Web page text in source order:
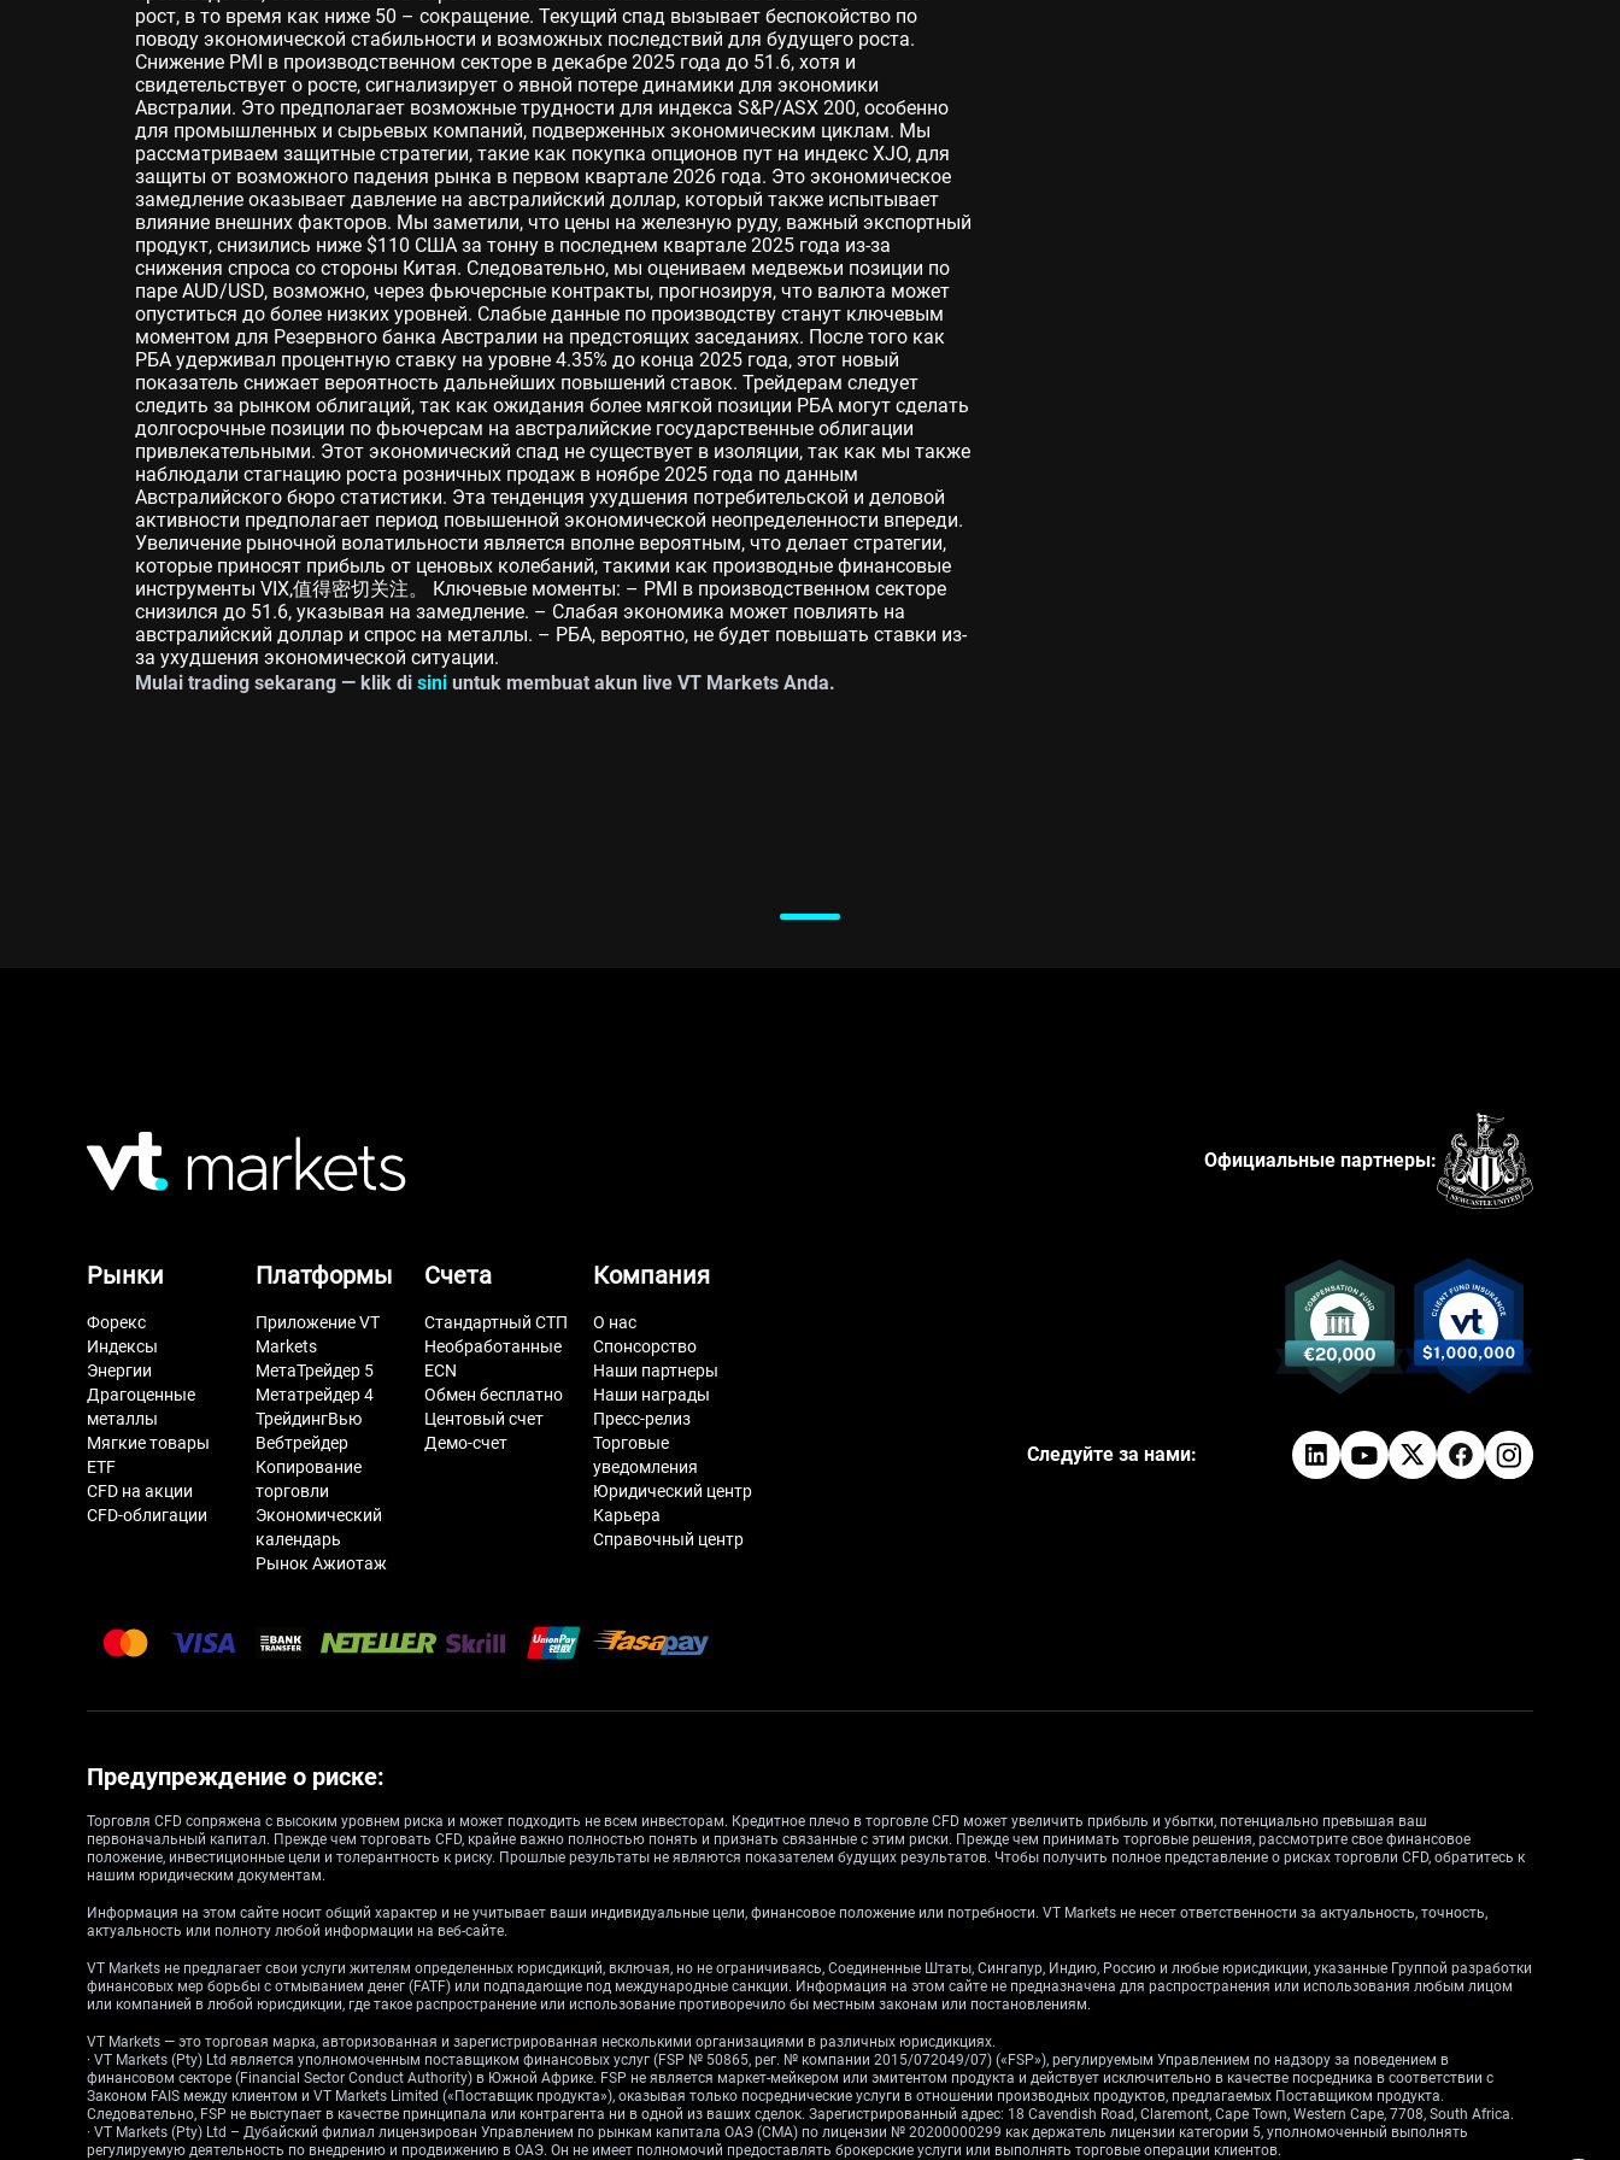
рост, в то время как ниже 50 – сокращение. Текущий спад вызывает беспокойство по
поводу экономической стабильности и возможных последствий для будущего роста.
Снижение PMI в производственном секторе в декабре 2025 года до 51.6, хотя и
свидетельствует о росте, сигнализирует о явной потере динамики для экономики
Австралии. Это предполагает возможные трудности для индекса S&P/ASX 200, особенно
для промышленных и сырьевых компаний, подверженных экономическим циклам. Мы
рассматриваем защитные стратегии, такие как покупка опционов пут на индекс XJO, для
защиты от возможного падения рынка в первом квартале 2026 года. Это экономическое
замедление оказывает давление на австралийский доллар, который также испытывает
влияние внешних факторов. Мы заметили, что цены на железную руду, важный экспортный
продукт, снизились ниже $110 США за тонну в последнем квартале 2025 года из-за
снижения спроса со стороны Китая. Следовательно, мы оцениваем медвежьи позиции по
паре AUD/USD, возможно, через фьючерсные контракты, прогнозируя, что валюта может
опуститься до более низких уровней. Слабые данные по производству станут ключевым
моментом для Резервного банка Австралии на предстоящих заседаниях. После того как
РБА удерживал процентную ставку на уровне 4.35% до конца 2025 года, этот новый
показатель снижает вероятность дальнейших повышений ставок. Трейдерам следует
следить за рынком облигаций, так как ожидания более мягкой позиции РБА могут сделать
долгосрочные позиции по фьючерсам на австралийские государственные облигации
привлекательными. Этот экономический спад не существует в изоляции, так как мы также
наблюдали стагнацию роста розничных продаж в ноябре 2025 года по данным
Австралийского бюро статистики. Эта тенденция ухудшения потребительской и деловой
активности предполагает период повышенной экономической неопределенности впереди.
Увеличение рыночной волатильности является вполне вероятным, что делает стратегии,
которые приносят прибыль от ценовых колебаний, такими как производные финансовые
инструменты VIX,值得密切关注。 Ключевые моменты: – PMI в производственном секторе
снизился до 51.6, указывая на замедление. – Слабая экономика может повлиять на
австралийский доллар и спрос на металлы. – РБА, вероятно, не будет повышать ставки из-
за ухудшения экономической ситуации.
Mulai trading sekarang — klik di sini untuk membuat akun live VT Markets Anda.
Официальные партнеры:
Рынки
Форекс
Индексы
Энергии
Драгоценные
металлы
Мягкие товары
ETF
CFD на акции
CFD-облигации
Платформы
Приложение VT
Markets
МетаТрейдер 5
Метатрейдер 4
ТрейдингВью
Вебтрейдер
Копирование
торговли
Экономический
календарь
Рынок Ажиотаж
Счета
Стандартный СТП
Необработанные
ECN
Обмен бесплатно
Центовый счет
Демо-счет
Компания
О нас
Спонсорство
Наши партнеры
Наши награды
Пресс-релиз
Торговые
уведомления
Юридический центр
Карьера
Справочный центр
Следуйте за нами:
Предупреждение о риске:
Торговля CFD сопряжена с высоким уровнем риска и может подходить не всем инвесторам. Кредитное плечо в торговле CFD может увеличить прибыль и убытки, потенциально превышая ваш
первоначальный капитал. Прежде чем торговать CFD, крайне важно полностью понять и признать связанные с этим риски. Прежде чем принимать торговые решения, рассмотрите свое финансовое
положение, инвестиционные цели и толерантность к риску. Прошлые результаты не являются показателем будущих результатов. Чтобы получить полное представление о рисках торговли CFD, обратитесь к
нашим юридическим документам.
Информация на этом сайте носит общий характер и не учитывает ваши индивидуальные цели, финансовое положение или потребности. VT Markets не несет ответственности за актуальность, точность,
актуальность или полноту любой информации на веб-сайте.
VT Markets не предлагает свои услуги жителям определенных юрисдикций, включая, но не ограничиваясь, Соединенные Штаты, Сингапур, Индию, Россию и любые юрисдикции, указанные Группой разработки
финансовых мер борьбы с отмыванием денег (FATF) или подпадающие под международные санкции. Информация на этом сайте не предназначена для распространения или использования любым лицом
или компанией в любой юрисдикции, где такое распространение или использование противоречило бы местным законам или постановлениям.
VT Markets — это торговая марка, авторизованная и зарегистрированная несколькими организациями в различных юрисдикциях.
· VT Markets (Pty) Ltd является уполномоченным поставщиком финансовых услуг (FSP № 50865, рег. № компании 2015/072049/07) («FSP»), регулируемым Управлением по надзору за поведением в
финансовом секторе (Financial Sector Conduct Authority) в Южной Африке. FSP не является маркет-мейкером или эмитентом продукта и действует исключительно в качестве посредника в соответствии с
Законом FAIS между клиентом и VT Markets Limited («Поставщик продукта»), оказывая только посреднические услуги в отношении производных продуктов, предлагаемых Поставщиком продукта.
Следовательно, FSP не выступает в качестве принципала или контрагента ни в одной из ваших сделок. Зарегистрированный адрес: 18 Cavendish Road, Claremont, Cape Town, Western Cape, 7708, South Africa.
· VT Markets (Pty) Ltd – Дубайский филиал лицензирован Управлением по рынкам капитала ОАЭ (CMA) по лицензии № 20200000299 как держатель лицензии категории 5, уполномоченный выполнять
регулируемую деятельность по внедрению и продвижению в ОАЭ. Он не имеет полномочий предоставлять брокерские услуги или выполнять торговые операции клиентов.